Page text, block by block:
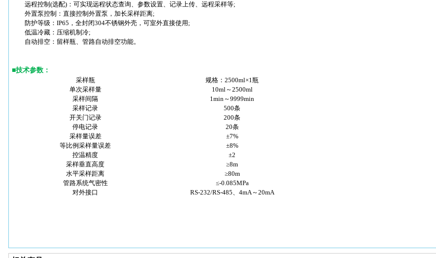
远程控制(选配)：可实现远程状态查询、参数设置、记录上传、远程采样等;
外置泵控制：直接控制外置泵，加长采样距离;
防护等级：IP65，全封闭304不锈钢外壳，可室外直接使用;
低温冷藏：压缩机制冷;
自动排空：留样瓶、管路自动排空功能。
■技术参数 ：
采样瓶
规格：2500ml×1瓶
单次采样量
10ml～2500ml
采样间隔
1min～9999min
采样记录
500条
开关门记录
200条
停电记录
20条
采样量误差
±7%
等比例采样量误差
±8%
控温精度
±2
采样垂直高度
≥8m
水平采样距离
≥80m
管路系统气密性
≤-0.085MPa
对外接口
RS-232/RS-485、4mA～20mA